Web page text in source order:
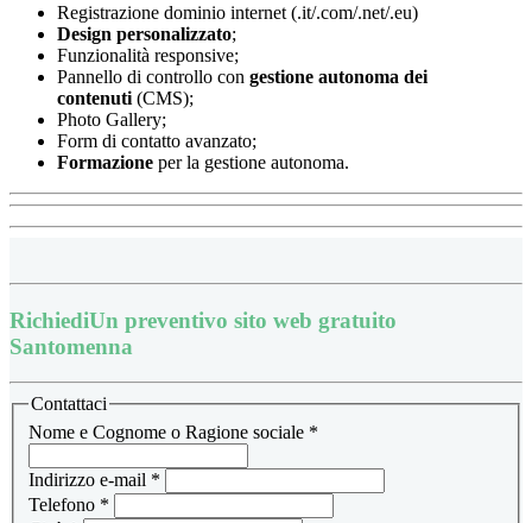
Registrazione dominio internet (.it/.com/.net/.eu)
Design personalizzato;
Funzionalità responsive;
Pannello di controllo con gestione autonoma dei
contenuti (CMS);
Photo Gallery;
Form di contatto avanzato;
Formazione per la gestione autonoma.
RichiediUn preventivo sito web gratuito
Santomenna
Contattaci
Nome e Cognome o Ragione sociale *
Indirizzo e-mail *
Telefono *